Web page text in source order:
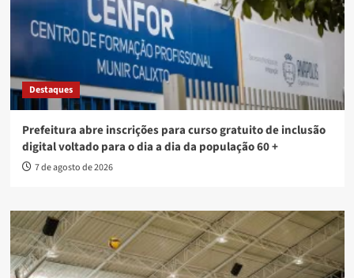
Destaques
Prefeitura abre inscrições para curso gratuito de inclusão
digital voltado para o dia a dia da população 60 +
7 de agosto de 2026